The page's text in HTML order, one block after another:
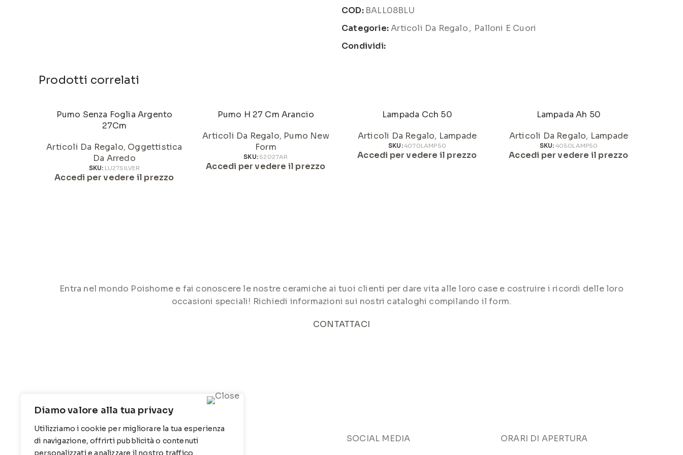
Diamo valore alla tua privacy
Utilizziamo i cookie per migliorare la tua esperienza
di navigazione, offrirti pubblicità o contenuti
personalizzati e analizzare il nostro traffico.
COD: BALL08BLU
Categorie: Articoli Da Regalo, Palloni E Cuori
Condividi:
Prodotti correlati
Pumo Senza Foglia Argento
27Cm
Articoli Da Regalo, Oggettistica
Da Arredo
SKU: LU27SILVER
Accedi per vedere il prezzo
Pumo H 27 Cm Arancio
Articoli Da Regalo, Pumo New
Form
SKU: 52027AR
Accedi per vedere il prezzo
Lampada Cch 50
Articoli Da Regalo, Lampade
SKU:4070LAMP50
Accedi per vedere il prezzo
Lampada Ah 50
Articoli Da Regalo, Lampade
SKU: 4050LAMP50
Accedi per vedere il prezzo
Entra nel mondo Poishome e fai conoscere le nostre ceramiche ai tuoi clienti per dare vita alle loro case e costruire i ricordi delle loro
occasioni speciali! Richiedi informazioni sui nostri cataloghi compilando il form.
CONTATTACI
CONTATTI
INFO
SOCIAL MEDIA
ORARI DI APERTURA